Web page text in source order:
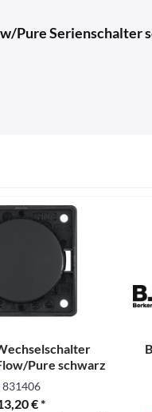
Pure Serienschalter
Pure schwarz
matt SB
831406
€ *